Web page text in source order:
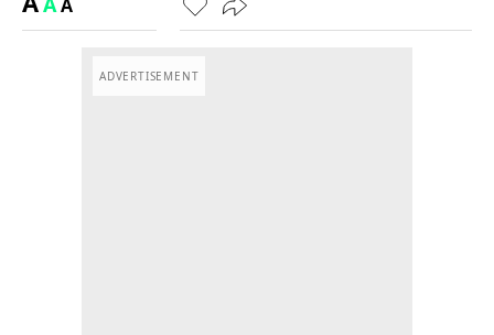
A
ADVERTISEMENT